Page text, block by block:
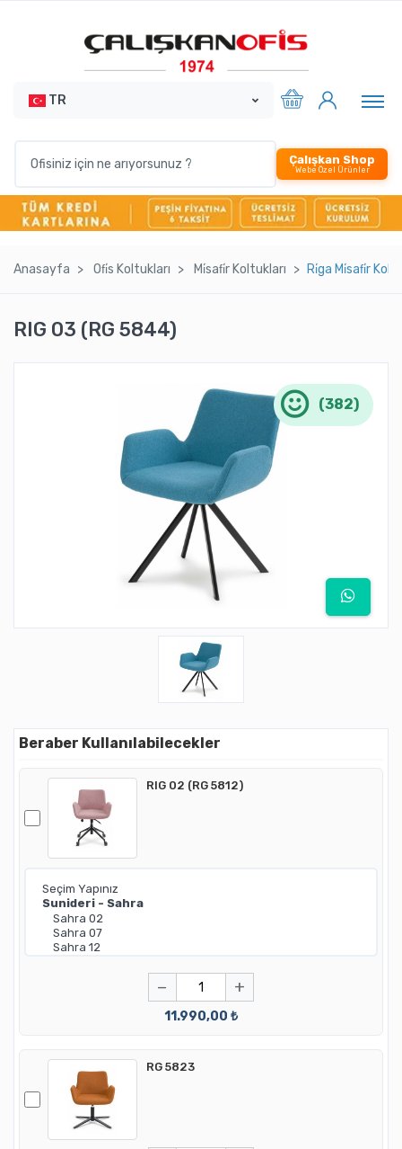
TR
Çalışkan Shop
Webe Özel Ürünler
Anasayfa Ofi̇s Koltukları Mi̇safi̇r Koltukları Ri̇ga Mi̇safi̇r
RIG 03 (RG 5844)
(382)
Beraber Kullanılabilecekler
RIG 02 (RG 5812)
− +
11.990,00 ₺
RG 5823